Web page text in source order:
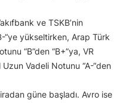
ve TSKB’nin
“ye yükseltirken, Arap Türk
“B”den “B+”ya, VR
Vadeli Notunu “A-“den
güne başladı. Avro ise